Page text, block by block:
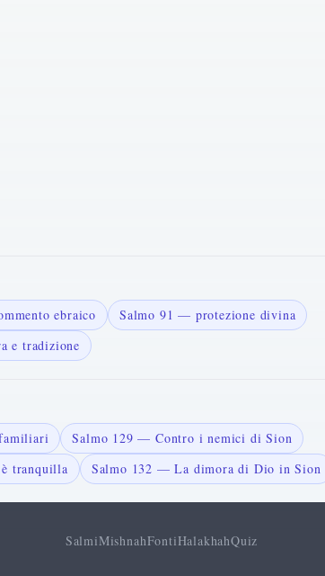
ebraico
Salmo 91 — protezione divina
e tradizione
Salmo 129 — Contro i nemici di Sion
tranquilla
Salmo 132 — La dimora di Dio in Sion
SalmiMishnahFontiHalakhahQuiz